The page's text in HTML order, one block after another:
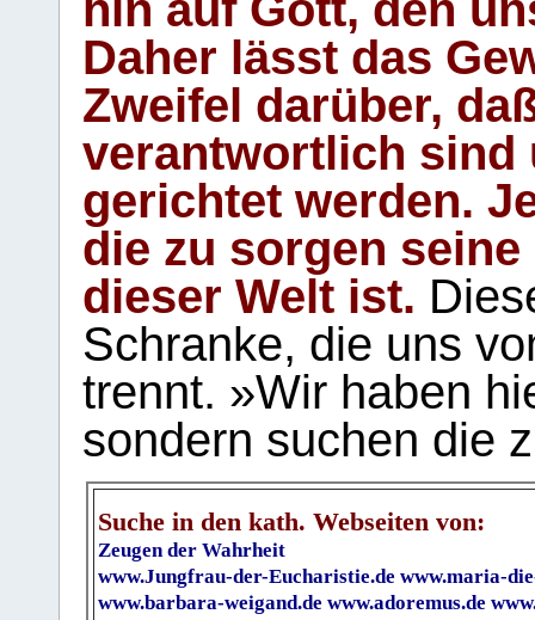
Daher lässt das
Zweifel darüber,
verantwortlich sind
gerichtet werden.
die zu sorgen
dieser Welt ist.
Schranke, die uns
trennt. »Wir haben
sondern suchen die
Suche in den kath. Webseiten von:
Zeugen der Wahrheit
www.Jungfrau-der-Eucharistie.de www.maria-
www.barbara-weigand.de www.adoremus.de